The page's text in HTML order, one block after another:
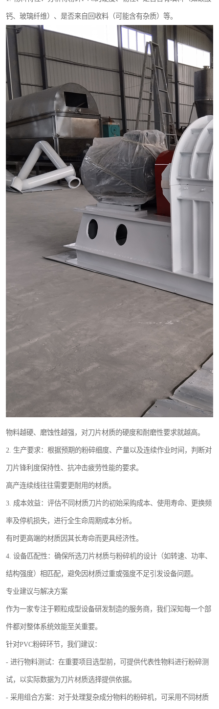
钙、玻璃纤维）、是否来自回收料（可能含有杂质）等。
物料越硬、磨蚀性越强，对刀片材质的硬度和耐磨性要求就越高。
2. 生产要求：根据预期的粉碎细度、产量以及连续作业时间，判断对
刀片锋利度保持性、抗冲击疲劳性能的要求。
高产连续线往往需要更耐用的材质。
3. 成本效益：评估不同材质刀片的初始采购成本、使用寿命、更换频
率及停机损失，进行全生命周期成本分析。
有时更高端的材质因其长寿命而更具经济性。
4. 设备匹配性：确保所选刀片材质与粉碎机的设计（如转速、功率、
结构强度）相匹配，避免因材质过重或强度不足引发设备问题。
专业建议与解决方案
作为一家专注于颗粒成型设备研发制造的服务商，我们深知每一个部
件都对整体系统效能至关重要。
针对PVC粉碎环节，我们建议：
- 进行物料测试：在重要项目选型前，可提供代表性物料进行粉碎测
试，以实际数据为刀片材质选择提供依据。
- 采用组合方案：对于处理复杂成分物料的粉碎机，可采用不同材质